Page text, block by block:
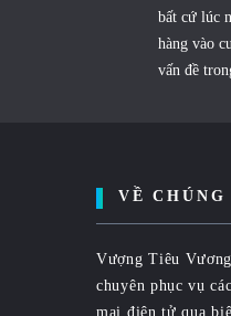
bất cứ lúc
hàng vào
vấn đề
VỀ CHÚNG
Vượng Tiêu
chuyên phục vụ
mại điện tử qua